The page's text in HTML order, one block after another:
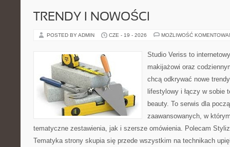
TRENDY I NOWOŚCI
POSTED BY ADMIN CZE - 19 - 2026 MOŻLIWOŚĆ
Studio Veriss to
makijażowi oraz
chcą odkrywać nowe
lifestylowy i łączy w sobie
beauty. To serwis dla
zaawansowanych, w
tematyczne zestawienia, jak i szersze omówienia. Polecam
Tematyka strony skupia się przede wszystkim na technikach